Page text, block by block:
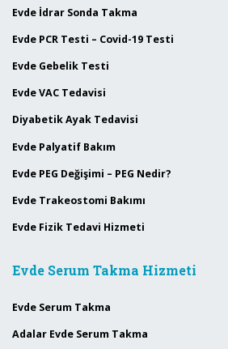
Evde İdrar Sonda Takma
Evde PCR Testi – Covid-19 Testi
Evde Gebelik Testi
Evde VAC Tedavisi
Diyabetik Ayak Tedavisi
Evde Palyatif Bakım
Evde PEG Değişimi – PEG Nedir?
Evde Trakeostomi Bakımı
Evde Fizik Tedavi Hizmeti
Evde Serum Takma Hizmeti
Evde Serum Takma
Adalar Evde Serum Takma